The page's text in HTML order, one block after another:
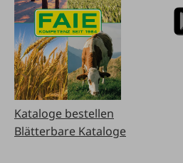
Kataloge bestellen
Blätterbare Kataloge